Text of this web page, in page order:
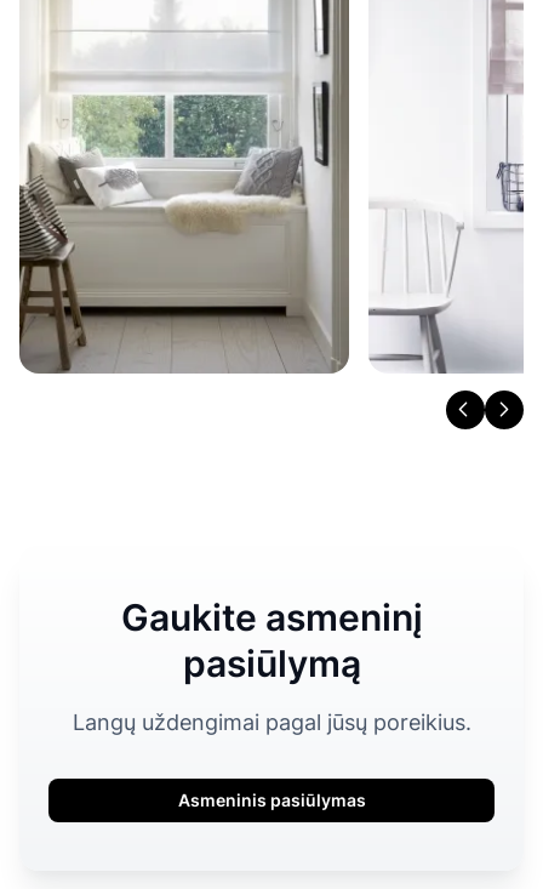
variklis bus paslėptas, taip išlaikant minimalistinį
vaizdą. Romanetės gali būti net iki 2,5 metro
aukščio ir pločio, o esant didesniems langams –
galima montuoti kelias romanetes, viena šalia
kitos.
Gaukite asmeninį
pasiūlymą
Langų uždengimai pagal jūsų poreikius.
Asmeninis pasiūlymas